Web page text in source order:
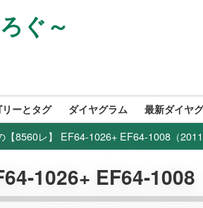
ぐ～
ーとタグ ダイヤグラム 最新ダイヤ
【8560レ】 EF64-1026+ EF64-1008（
1026+ EF64-1008